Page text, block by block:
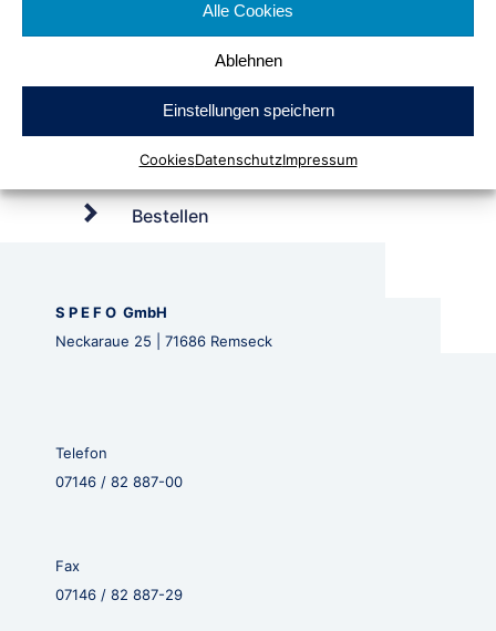
Alle Cookies
Ablehnen
Einstellungen speichern
CookiesDatenschutzImpressum
Bestellen
S P E F O GmbH
Neckaraue 25 | 71686 Remseck
Telefon
07146 / 82 887-00
Fax
07146 / 82 887-29